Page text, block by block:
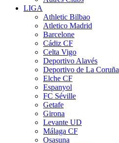
LIGA
Athletic Bilbao
Atletico Madrid
Barcelone
Cádiz CF
Celta Vigo
Deportivo Alavés
Deportivo de La Coruña
Elche CF
Espanyol
FC Séville
Getafe
Girona
Levante UD
Málaga CF
Osasuna